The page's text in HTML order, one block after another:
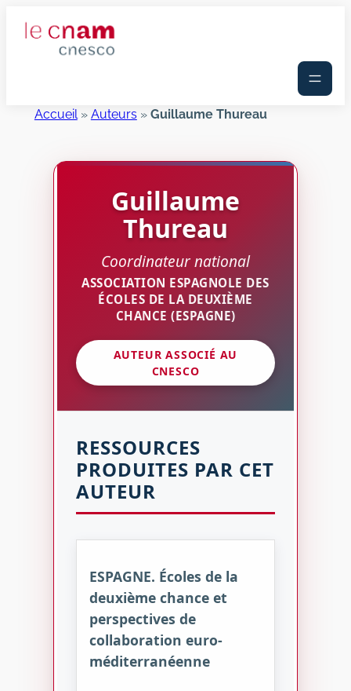
Accueil» Auteurs» Guillaume Thureau
Guillaume
Thureau
Coordinateur national
ASSOCIATION ESPAGNOLE DES
ÉCOLES DE LA DEUXIÈME
CHANCE (ESPAGNE)
AUTEUR ASSOCIÉ AU
CNESCO
RESSOURCES
PRODUITES PAR CET
AUTEUR
ESPAGNE. Écoles de la
deuxième chance et
perspectives de
collaboration euro-
méditerranéenne